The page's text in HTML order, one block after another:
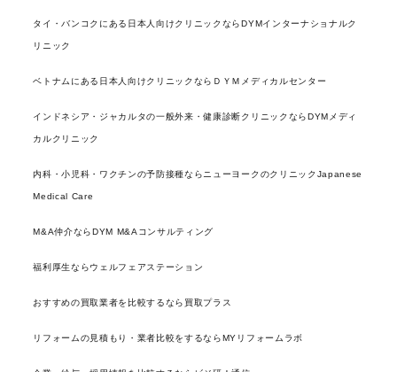
タイ・バンコクにある日本人向けクリニックならDYMインターナショナルク
リニック
ベトナムにある日本人向けクリニックならＤＹＭメディカルセンター
インドネシア・ジャカルタの一般外来・健康診断クリニックならDYMメディ
カルクリニック
内科・小児科・ワクチンの予防接種ならニューヨークのクリニックJapanese
Medical Care
M&A仲介ならDYM M&Aコンサルティング
福利厚生ならウェルフェアステーション
おすすめの買取業者を比較するなら買取プラス
リフォームの見積もり・業者比較をするならMYリフォームラボ